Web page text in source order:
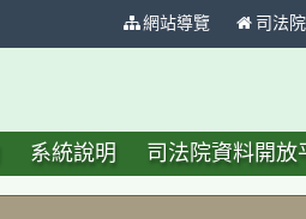
網站導覽 司法
系統說明 司法院資料開放